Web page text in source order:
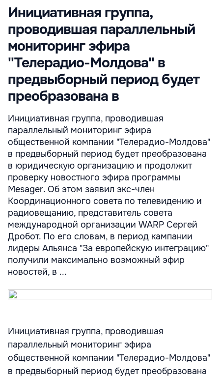
Инициативная группа,
проводившая параллельный
мониторинг эфира
''Телерадио-Молдова'' в
предвыборный период будет
преобразована в
Инициативная группа, проводившая
параллельный мониторинг эфира
общественной компании "Телерадио-Молдова"
в предвыборный период будет преобразована
в юридическую организацию и продолжит
проверку новостного эфира программы
Mesager. Об этом заявил экс-член
Координационного совета по телевидению и
радиовещанию, представитель совета
международной организации WARP Сергей
Дробот. По его словам, в период кампании
лидеры Альянса "За европейскую интеграцию"
получили максимально возможный эфир
новостей, в ...
Инициативная группа, проводившая
параллельный мониторинг эфира
общественной компании "Телерадио-Молдова"
в предвыборный период будет преобразована